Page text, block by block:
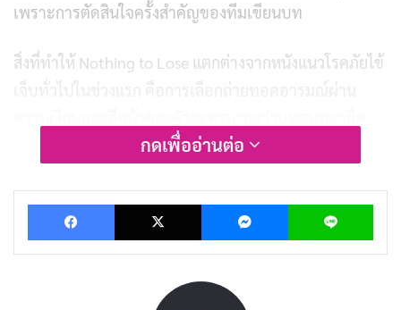
เพราะการตัดสินใจครั้งสำคัญของทีมเขียนบท
สิ่งที่ทำให้ Nothing to Lose แตกต่างจากหนังแนวโรคภัยไข้
เจ็บทั่วไปในช่วงแรก คือการเลือกถ่ายทอดอารมณ์ผ่าน
ยาว ภาพของพ่อแม่ที่นั่งอยู่ริมเตียงลูกในโรงพยาบาลโดย
เขียนมาอย่างประณีตเสียอีก นี่คือดราม่าที่เริ่มต้นอย่าง
ซื่อตรงและจริงใจ ก่อนจะเปลี่ยนทิศทางไปอย่างน่าเสียดาย
กดเพื่ออ่านต่อ
Facebook X Messenger Line